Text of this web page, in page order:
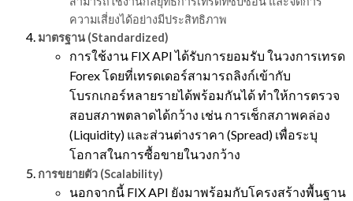
ความเสี่ยงได้อย่างมีประสิทธิภาพ
มาตรฐาน (Standardized)
การใช้งาน FIX API ได้รับการยอมรับ ในวงการเทรด
Forex โดยที่เทรดเดอร์สามารถลิงก์เข้ากับ
โบรกเกอร์หลายรายได้พร้อมกันได้ ทำให้การตรวจ
สอบสภาพตลาดได้กว้าง เช่น การเช็กสภาพคล่อง
(Liquidity) และส่วนต่างราคา (Spread) เพื่อระบุ
โอกาสในการซื้อขายในวงกว้าง
การขยายตัว (Scalability)
นอกจากนี้ FIX API ยังมาพร้อมกับโครงสร้างพื้นฐาน